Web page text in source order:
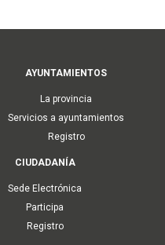
AYUNTAMIENTOS
La provincia
Servicios a ayuntamientos
Registro
CIUDADANÍA
Sede Electrónica
Participa
Registro